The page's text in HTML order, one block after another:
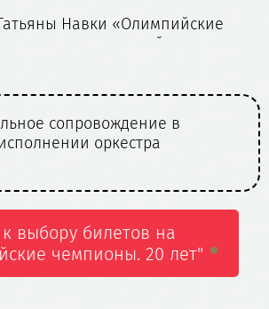
Навки «Олимпийские
выступят олимпийские
2006 – Татьяна Навка, Роман
Маринин и любимые звёзды
катания, многократные
Европы, мира и Олимпийских
Виктория Синицина, Никита
Тарасова, Владимир Морозов,
Ванагас, а также специальные
возможны изменения
и пиротехника для
магии
выбору билетов на
чемпионы. 20 лет"